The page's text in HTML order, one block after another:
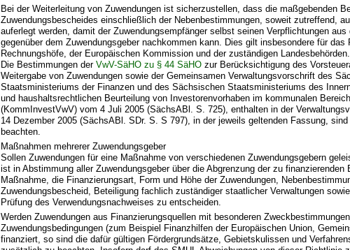
Bei der Weiterleitung von Zuwendungen ist sicherzustellen, dass die maßgebenden
Zuwendungsbescheides einschließlich der Nebenbestimmungen, soweit zutreffend,
auferlegt werden, damit der Zuwendungsempfänger selbst seinen Verpflichtungen
gegenüber dem Zuwendungsgeber nachkommen kann. Dies gilt insbesondere für das
Rechnungshöfe, der Europäischen Kommission und der zuständigen Landesbehörden.
Die Bestimmungen derVwV-SäHO zu § 44 SäHO zur Berücksichtigung des
Weitergabe von Zuwendungen sowie der Gemeinsamen Verwaltungsvorschrift des
Staatsministeriums der Finanzen und des Sächsischen Staatsministeriums des
und haushaltsrechtlichen Beurteilung von Investorenvorhaben im kommunalen Bereich
(KommInvestVwV) vom 4 Juli 2005 (SächsABl. S. 725), enthalten in der
14 Dezember 2005 (SächsABl. SDr. S. S 797), in der jeweils geltenden Fassung,
beachten.
Maßnahmen mehrerer Zuwendungsgeber
Sollen Zuwendungen für eine Maßnahme von verschiedenen Zuwendungsgebern
ist in Abstimmung aller Zuwendungsgeber über die Abgrenzung der zu finanzierenden
Maßnahme, die Finanzierungsart, Form und Höhe der Zuwendungen,
Zuwendungsbescheid, Beteiligung fachlich zuständiger staatlicher Verwaltungen
Prüfung des Verwendungsnachweises zu entscheiden.
Werden Zuwendungen aus Finanzierungsquellen mit besonderen
Zuwendungsbedingungen (zum Beispiel Finanzhilfen der Europäischen Union,
finanziert, so sind die dafür gültigen Fördergrundsätze, Gebietskulissen und